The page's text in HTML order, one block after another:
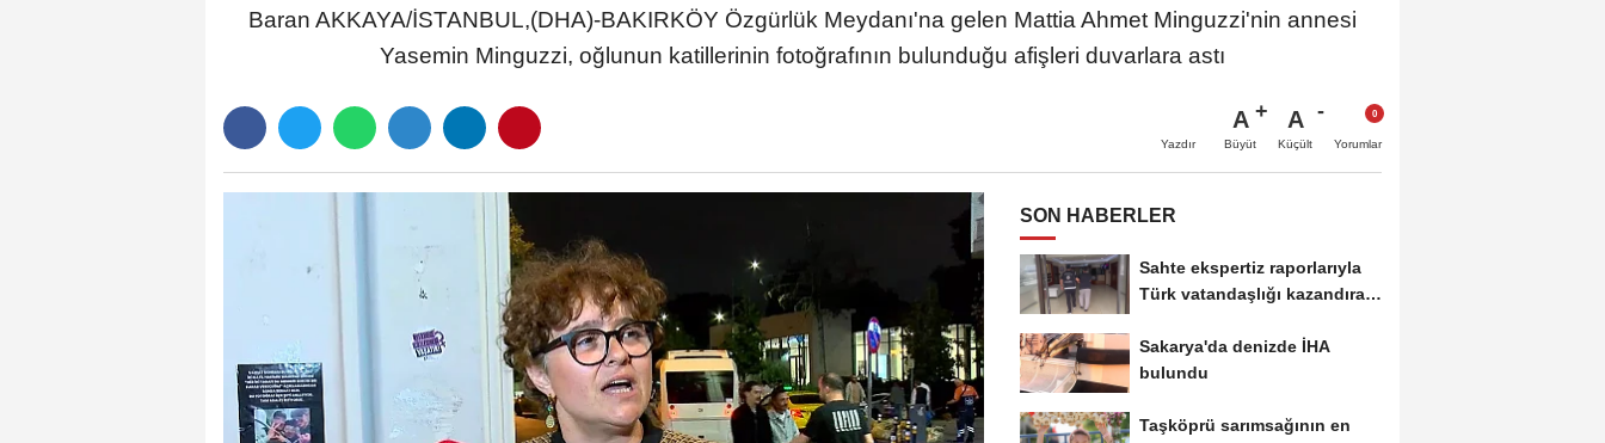
Baran AKKAYA/İSTANBUL,(DHA)-BAKIRKÖY Özgürlük Meydanı'na gelen Mattia Ahmet Minguzzi'nin annesi
Yasemin Minguzzi, oğlunun katillerinin fotoğrafının bulunduğu afişleri duvarlara astı
Yazdır
A
Büyüt
A
Küçült Yorumlar
SON HABERLER
Sahte ekspertiz raporlarıyla
Türk vatandaşlığı kazandıran
Sakarya'da denizde İHA
bulundu
Taşköprü sarımsağının en